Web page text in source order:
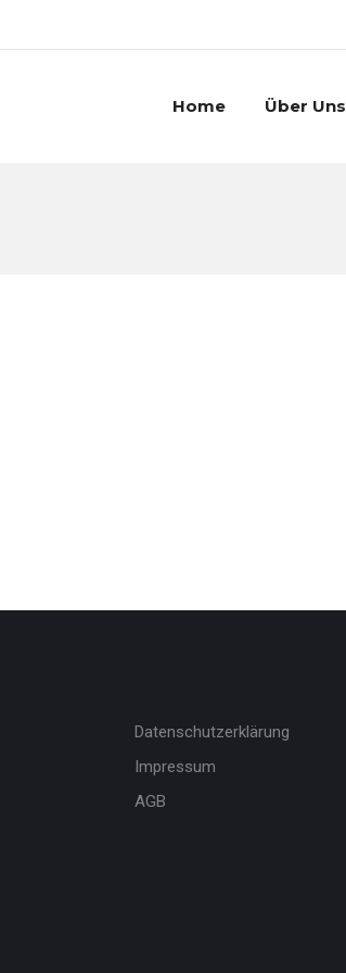
Home Über Uns
Datenschutzerklärung
Impressum
AGB